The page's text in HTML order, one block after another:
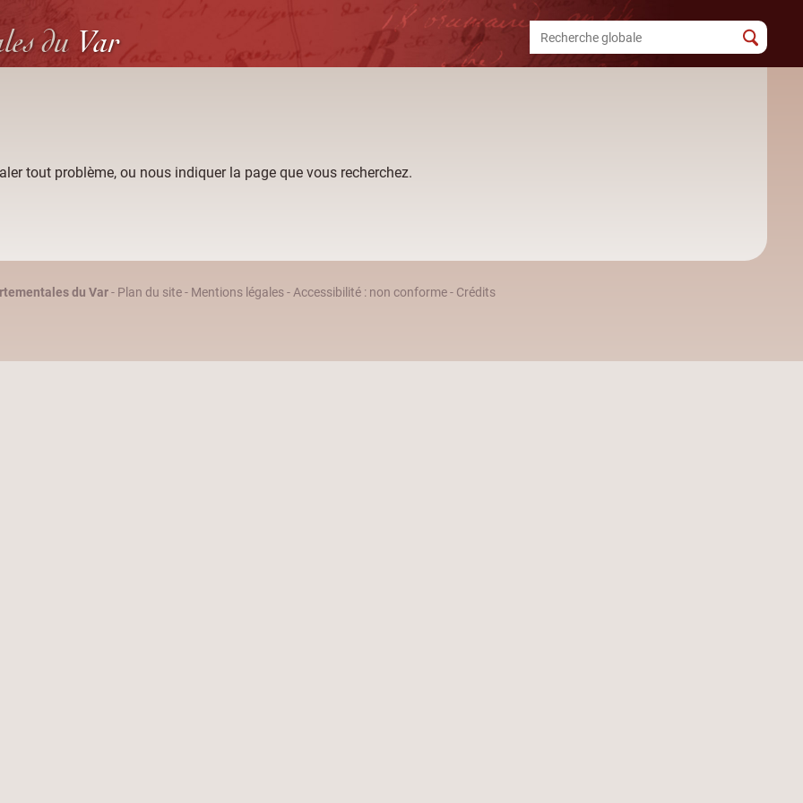
du Var
tout problème, ou nous indiquer la page que vous recherchez.
du Var- Plan du site- Mentions légales-Accessibilité : non conforme- Crédits